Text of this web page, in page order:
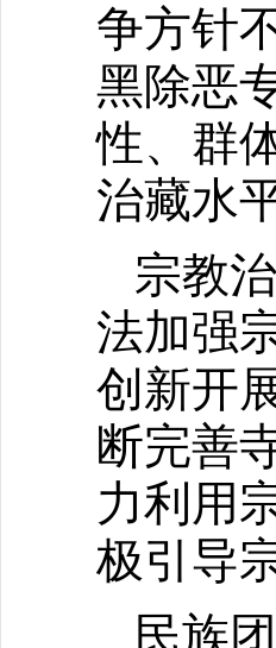
争方针
黑除恶
性、群
治藏水
宗教
法加强
创新开
断完善
力利用
极引导
民族